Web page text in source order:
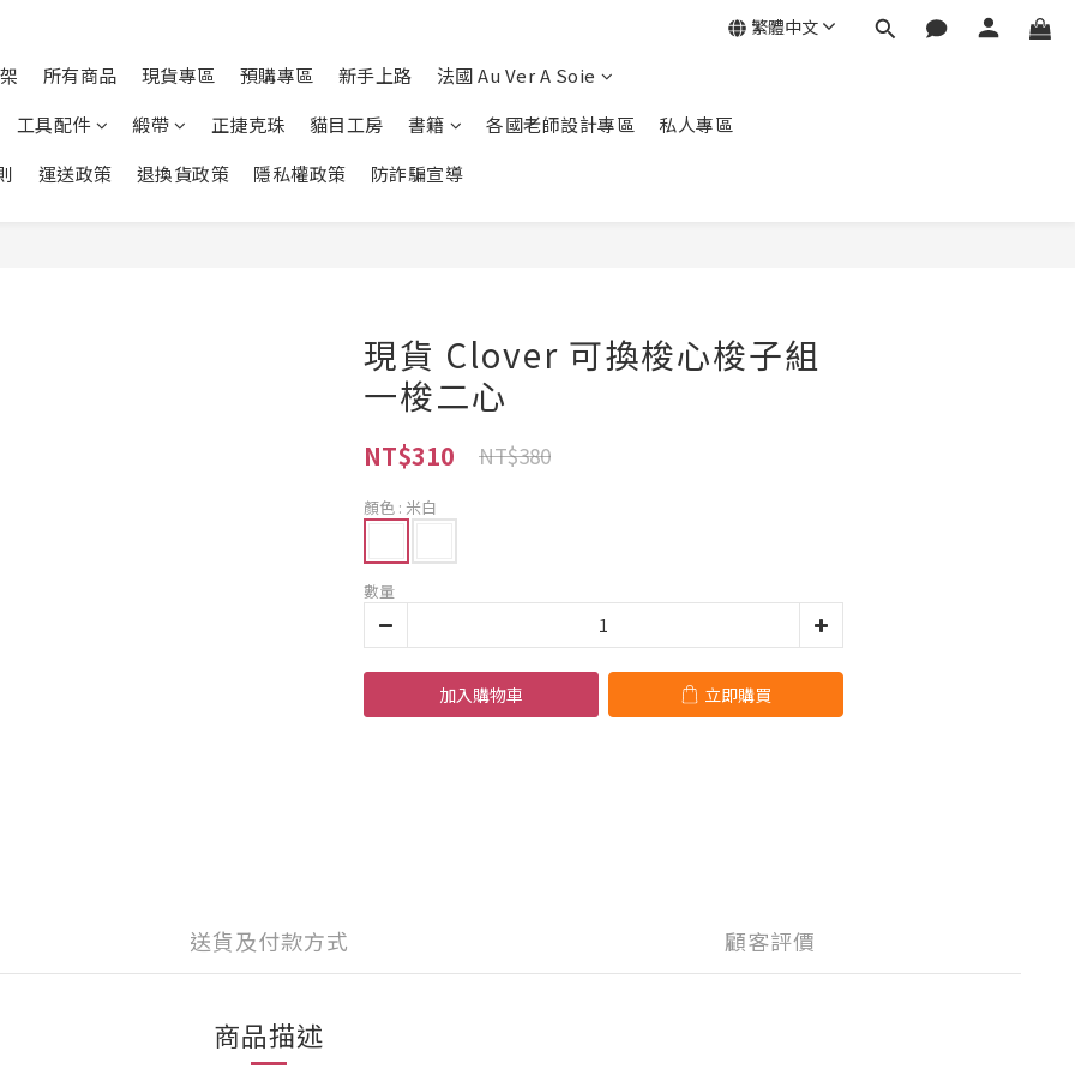
所有商品 現貨專區 預購專區 新手上路
法國 Au Ver A Soie
工具配件
緞帶 正捷克珠 貓目工房 書籍 各國老師設計專區
私人專區
運送政策 退換貨政策 隱私權政策 防詐騙宣導
繁體中文
現貨 Clover 可換梭心梭子組
一梭二心
NT$310 NT$380
顏色 : 米白
數量
加入購物車 立即購買
送貨及付款方式 顧客評價
商品描述